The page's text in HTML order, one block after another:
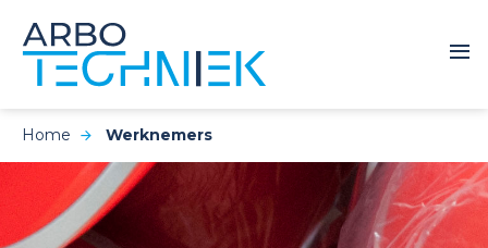
Home Werknemers